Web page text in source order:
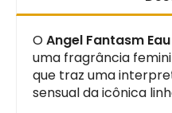
OAngel Fantasm
uma fragrância
que traz uma
sensual da icônica